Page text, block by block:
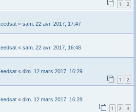
1 2
« sam. 22 avr. 2017, 17:47
« sam. 22 avr. 2017, 16:48
« dim. 12 mars 2017, 16:29
1 2
« dim. 12 mars 2017, 16:28
1 2 3